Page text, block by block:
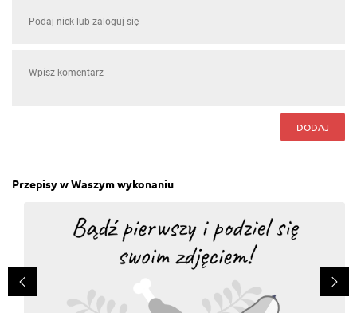
DODAJ
Przepisy w Waszym wykonaniu